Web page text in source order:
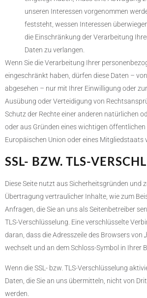
unseren Interessen vorgenommen
feststeht, wessen Interessen
die Einschränkung der Verarbeitung
Daten zu verlangen.
Wenn Sie die Verarbeitung Ihrer
eingeschränkt haben, dürfen diese Daten –
abgesehen – nur mit Ihrer Einwilligung oder
Ausübung oder Verteidigung von
Schutz der Rechte einer anderen natürlichen
oder aus Gründen eines wichtigen öffentlichen
Europäischen Union oder eines Mitgliedstaats
SSL- BZW. TLS-
Diese Seite nutzt aus Sicherheitsgründen und
Übertragung vertraulicher Inhalte, wie zum
Anfragen, die Sie an uns als Seitenbetreiber
TLS-Verschlüsselung. Eine verschlüsselte
daran, dass die Adresszeile des Browsers von
wechselt und an dem Schloss-Symbol in Ihrer
Wenn die SSL- bzw. TLS-Verschlüsselung
Daten, die Sie an uns übermitteln, nicht von
werden.